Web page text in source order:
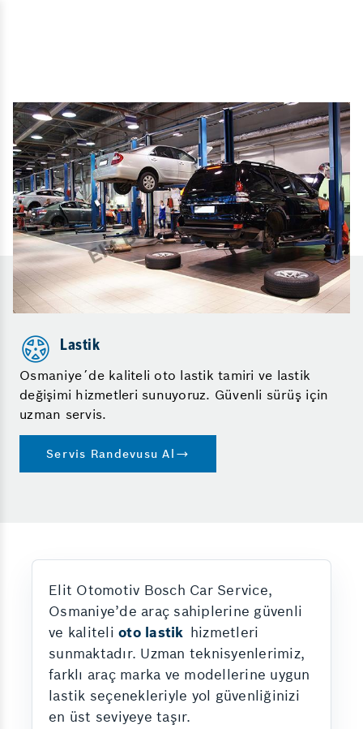
Lastik
Osmaniye´de kaliteli oto lastik tamiri ve lastik
değişimi hizmetleri sunuyoruz. Güvenli sürüş için
uzman servis.
Servis Randevusu Al
Elit Otomotiv Bosch Car Service,
Osmaniye’de araç sahiplerine güvenli
ve kaliteli oto lastik hizmetleri
sunmaktadır. Uzman teknisyenlerimiz,
farklı araç marka ve modellerine uygun
lastik seçenekleriyle yol güvenliğinizi
en üst seviyeye taşır.